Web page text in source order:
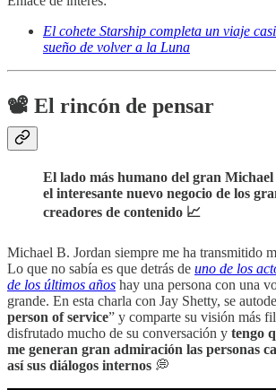
El cohete Starship completa un viaje
sueño de volver a la Luna
📽️ El rincón de pensar
El lado más humano del gran
el interesante nuevo negocio de los
creadores de contenido 📈
Michael B. Jordan siempre me ha transmitido
Lo que no sabía es que detrás de uno de los
de los últimos años hay una persona con una
grande. En esta charla con Jay Shetty, se
person of service” y comparte su visión más
disfrutado mucho de su conversación y tengo
me generan gran admiración las personas
así sus diálogos internos 💭